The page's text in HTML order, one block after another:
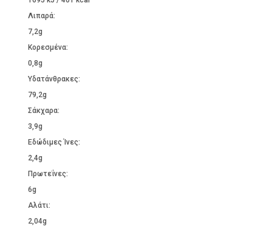
Λιπαρά:
7,2g
Kορεσμένα:
0,8g
Υδατάνθρακες:
79,2g
Σάκχαρα:
3,9g
Εδώδιμες Ίνες:
2,4g
Πρωτεΐνες:
6g
Αλάτι:
2,04g